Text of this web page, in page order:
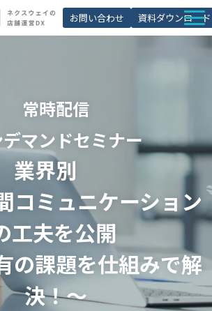
お問い合わせ 資料ダウンロード
ブログ
セミナー
よくあるご質問
お役立ち資料一覧
常時配信
マンドセミナー
業界別
コミュニケーション
工夫を公開
の課題を仕組みで解
決！～